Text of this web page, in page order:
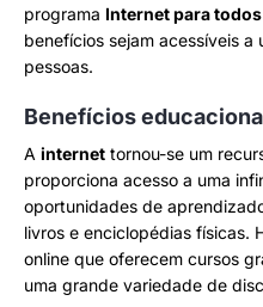
programa Internet para todos
benefícios sejam acessíveis
pessoas.
Benefícios
A internet tornou-se um
proporciona acesso a uma
oportunidades de
livros e enciclopédias físicas.
online que oferecem cursos
uma grande variedade de